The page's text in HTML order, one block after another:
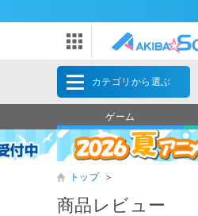
カテゴリから選ぶ
ゲーム
トップ ＞
商品レビュー